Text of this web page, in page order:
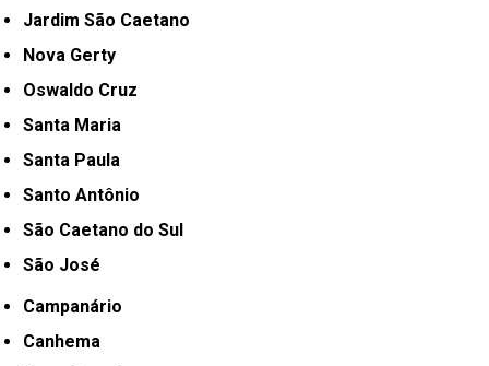
Jardim São Caetano
Nova Gerty
Oswaldo Cruz
Santa Maria
Santa Paula
Santo Antônio
São Caetano do Sul
São José
Campanário
Canhema